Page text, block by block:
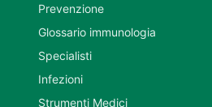
Prevenzione
Glossario immunologia
Specialisti
Infezioni
Strumenti Medici